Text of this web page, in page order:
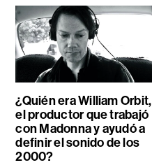
¿Quién era William Orbit,
el productor que trabajó
con Madonna y ayudó a
definir el sonido de los
2000?